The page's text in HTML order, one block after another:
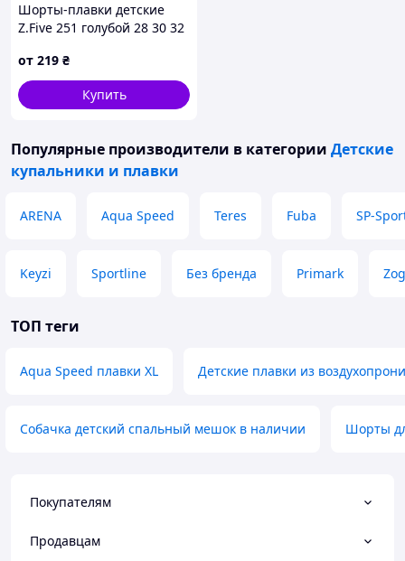
Шорты-плавки детские
Z.Five 251 голубой 28 30 32
от 219 ₴
Купить
Популярные производители в категории Детские
купальники и плавки
ARENA Aqua Speed Teres Fuba SP-
Keyzi Sportline Без бренда Primark
ТОП теги
Aqua Speed плавки XL Детские плавки из
Собачка детский спальный мешок в наличии Шорты
Покупателям
Продавцам